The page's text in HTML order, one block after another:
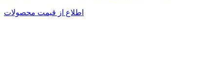
اطلاع از قیمت محصولات